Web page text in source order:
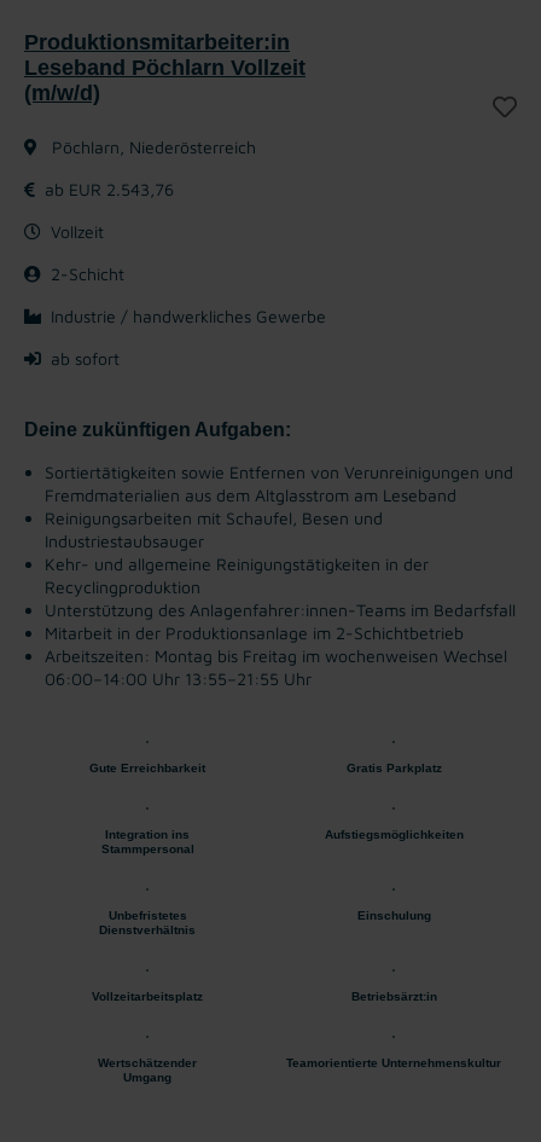
Produktionsmitarbeiter:in
Leseband Pöchlarn Vollzeit
(m/w/d)
Pöchlarn, Niederösterreich
ab EUR 2.543,76
Vollzeit
2-Schicht
Industrie / handwerkliches Gewerbe
ab sofort
Deine zukünftigen Aufgaben:
Sortiertätigkeiten sowie Entfernen von Verunreinigungen und
Fremdmaterialien aus dem Altglasstrom am Leseband
Reinigungsarbeiten mit Schaufel, Besen und
Industriestaubsauger
Kehr- und allgemeine Reinigungstätigkeiten in der
Recyclingproduktion
Unterstützung des Anlagenfahrer:innen-Teams im Bedarfsfall
Mitarbeit in der Produktionsanlage im 2-Schichtbetrieb
Arbeitszeiten: Montag bis Freitag im wochenweisen Wechsel
06:00–14:00 Uhr 13:55–21:55 Uhr
Gute Erreichbarkeit Gratis Parkplatz
Integration ins
Stammpersonal
Aufstiegsmöglichkeiten
Unbefristetes
Dienstverhältnis
Einschulung
Vollzeitarbeitsplatz Betriebsärzt:in
Wertschätzender
Umgang
Teamorientierte Unternehmenskultur